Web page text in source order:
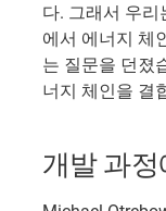
다. 그래서 우
에서 에너지 체
는 질문을 던졌
너지 체인을 결
개발 과